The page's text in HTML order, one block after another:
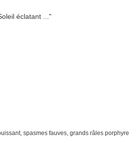
spasmes fauves, grands râles porphyre